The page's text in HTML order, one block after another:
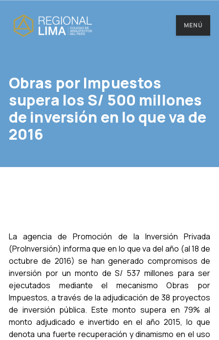
MENÚ
Obras por Impuestos
supera los S/ 500 millones
de inversión en lo que va de
2016
La agencia de Promoción de la Inversión Privada
(ProInversión) informa que en lo que va del año (al 18 de
octubre de 2016) se han generado compromisos de
inversión por un monto de S/ 537 millones para ser
ejecutados mediante el mecanismo Obras por
Impuestos, a través de la adjudicación de 38 proyectos
de inversión pública. Este monto supera en 79% al
monto adjudicado e invertido en el año 2015, lo que
denota una fuerte recuperación y dinamismo en el uso